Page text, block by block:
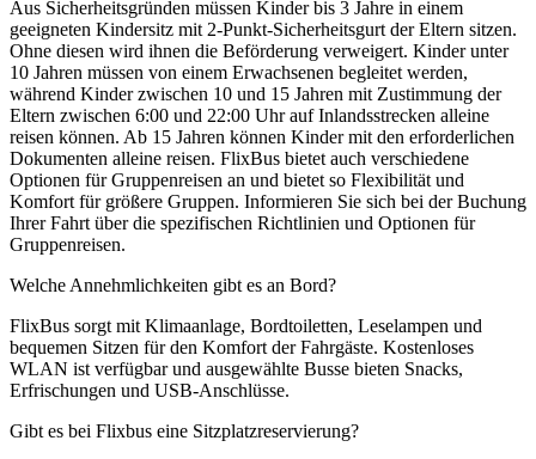
Aus Sicherheitsgründen müssen Kinder bis 3 Jahre in einem
geeigneten Kindersitz mit 2-Punkt-Sicherheitsgurt der Eltern sitzen.
Ohne diesen wird ihnen die Beförderung verweigert. Kinder unter
10 Jahren müssen von einem Erwachsenen begleitet werden,
während Kinder zwischen 10 und 15 Jahren mit Zustimmung der
Eltern zwischen 6:00 und 22:00 Uhr auf Inlandsstrecken alleine
reisen können. Ab 15 Jahren können Kinder mit den erforderlichen
Dokumenten alleine reisen. FlixBus bietet auch verschiedene
Optionen für Gruppenreisen an und bietet so Flexibilität und
Komfort für größere Gruppen. Informieren Sie sich bei der Buchung
Ihrer Fahrt über die spezifischen Richtlinien und Optionen für
Gruppenreisen.
Welche Annehmlichkeiten gibt es an Bord?
FlixBus sorgt mit Klimaanlage, Bordtoiletten, Leselampen und
bequemen Sitzen für den Komfort der Fahrgäste. Kostenloses
WLAN ist verfügbar und ausgewählte Busse bieten Snacks,
Erfrischungen und USB-Anschlüsse.
Gibt es bei Flixbus eine Sitzplatzreservierung?